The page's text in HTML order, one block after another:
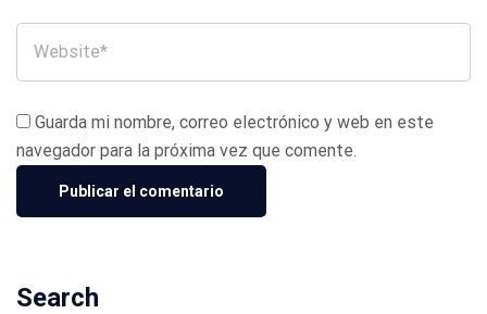
Guarda mi nombre, correo electrónico y web en este
navegador para la próxima vez que comente.
Search